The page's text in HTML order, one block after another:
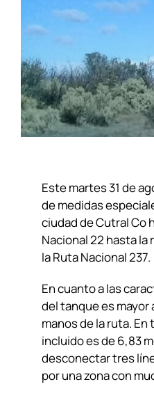
Este martes 31 de
de medidas
ciudad de Cutral Co
Nacional 22 hasta
la Ruta Nacional 237.
En cuanto a las
del tanque es mayor
manos de la ruta.
incluido es de 6,83
desconectar tres
por una zona con